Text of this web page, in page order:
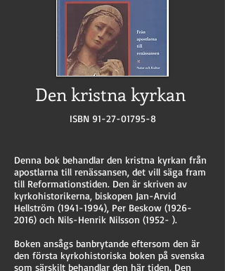
Den kristna kyrkan
ISBN 91-27-01795-8
Denna bok behandlar den kristna kyrkan från
apostlarna till renässansen, det vill säga fram
till Reformationstiden. Den är skriven av
kyrkohistorikerna, biskopen Jan-Arvid
Hellström (1941-1994), Per Beskow (1926-
2016) och Nils-Henrik Nilsson (1952- ).
Boken ansågs banbrytande eftersom den är
den första kyrkohistoriska boken på svenska
som särskilt behandlar den här tiden. Den